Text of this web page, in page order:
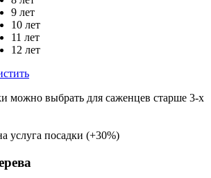
9 лет
10 лет
11 лет
12 лет
можно выбрать для саженцев старше 3-х
услуга посадки (+30%)